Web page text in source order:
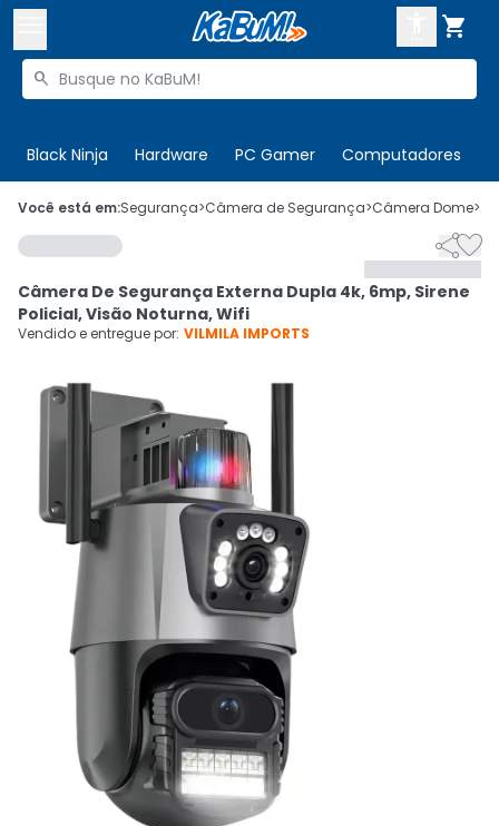

Buscar produtos

Black Ninja Hardware PC Gamer Computadores
 Olá. Acesse sua conta
 Departamentos
Cupons
Ativar tradutor em libras
CADASTRE-SE
Você está em:Segurança>Câmera de Segurança>Câmera Dome>

Câmera De Segurança Externa Dupla 4k, 6mp, Sirene
Policial, Visão Noturna, Wifi
Vendido e entregue por: VILMILA IMPORTS